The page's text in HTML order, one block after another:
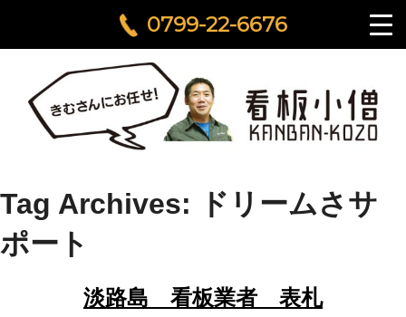
0799-22-6676
Tag Archives: ドリームさサ
ポート
淡路島 看板業者 表札